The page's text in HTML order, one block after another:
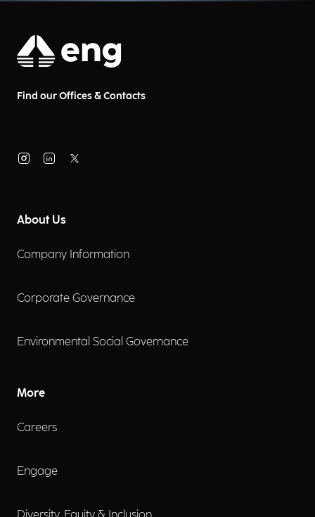
Find our Offices & Contacts
About Us
Company Information
Corporate Governance
Environmental Social Governance
More
Careers
Engage